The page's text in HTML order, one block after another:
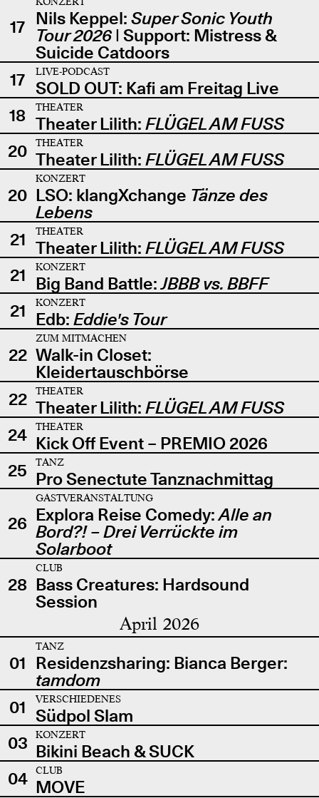
17 Nils Keppel: Super Sonic Youth
Tour 2026| Support: Mistress &
Suicide Catdoors
17
LIVE-PODCAST
SOLD OUT: Kafi am Freitag Live
18
THEATER
Theater Lilith: FLÜGEL AM FUSS
20
THEATER
Theater Lilith: FLÜGEL AM FUSS
20
KONZERT
LSO: klangXchange Tänze des
Lebens
21
THEATER
Theater Lilith: FLÜGEL AM FUSS
21
KONZERT
Big Band Battle:JBBB vs. BBFF
21
KONZERT
Edb: Eddie's Tour
22
ZUM MITMACHEN
Walk-in Closet:
Kleidertauschbörse
22
THEATER
Theater Lilith: FLÜGEL AM FUSS
24
THEATER
Kick Off Event – PREMIO 2026
25
TANZ
Pro Senectute Tanznachmittag
26
GASTVERANSTALTUNG
Explora Reise Comedy:Alle an
Bord?! – Drei Verrückte im
Solarboot
28
CLUB
Bass Creatures: Hardsound
Session
April 2026
01
TANZ
Residenzsharing: Bianca Berger:
tamdom
01
VERSCHIEDENES
Südpol Slam
03
KONZERT
Bikini Beach & SUCK
04
CLUB
MOVE